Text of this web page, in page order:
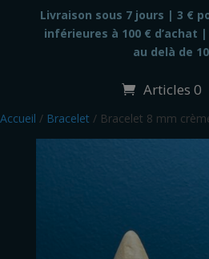
Livraison sous 7 jours | 3 €
inférieures à 100 € d’achat
au delà de
Articles 0
Accueil / Bracelet / Bracelet 8 mm